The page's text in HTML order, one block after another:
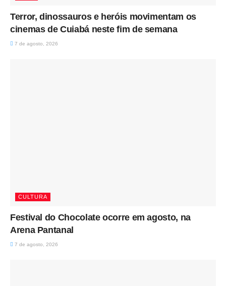
Terror, dinossauros e heróis movimentam os
cinemas de Cuiabá neste fim de semana
7 de agosto, 2026
CULTURA
Festival do Chocolate ocorre em agosto, na
Arena Pantanal
7 de agosto, 2026